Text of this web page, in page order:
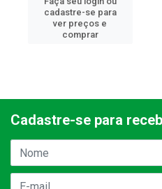
cadastre-se para
ver preços e
comprar
Cadastre-se para